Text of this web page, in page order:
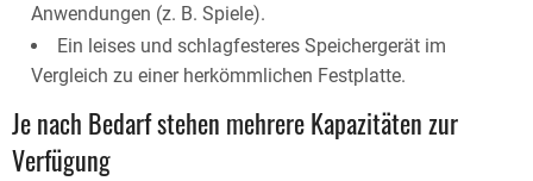
Anwendungen (z. B. Spiele).
Ein leises und schlagfesteres Speichergerät im
Vergleich zu einer herkömmlichen Festplatte.
Je nach Bedarf stehen mehrere Kapazitäten zur
Verfügung